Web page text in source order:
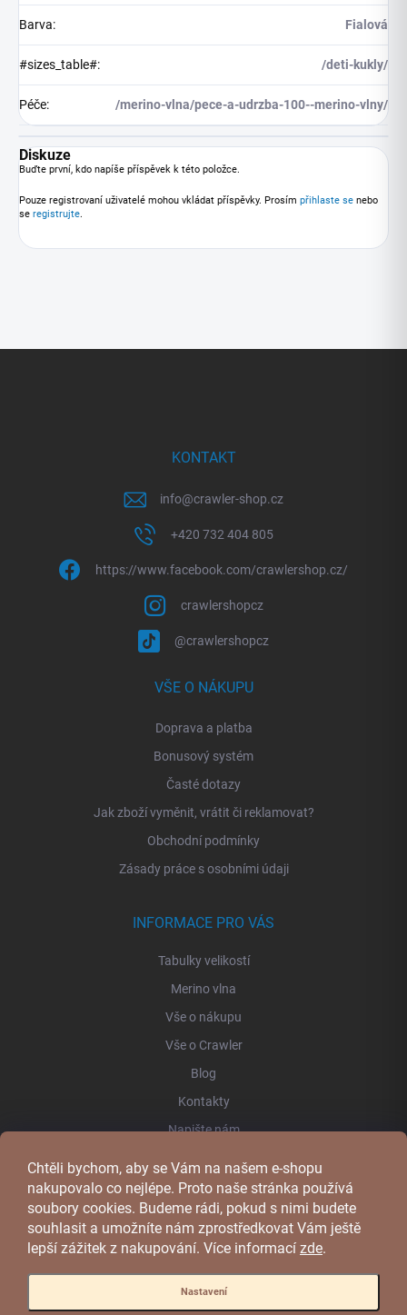
Chtěli bychom, aby se Vám na našem e-shopu
nakupovalo co nejlépe. Proto naše stránka používá
soubory cookies. Budeme rádi, pokud s nimi budete
souhlasit a umožníte nám zprostředkovat Vám ještě
lepší zážitek z nakupování. Více informací zde.
Nastavení
Barva: Fialová
#sizes_table#: /deti-kukly/
Péče: /merino-vlna/pece-a-udrzba-100--merino-vlny/
Diskuze
Buďte první, kdo napíše příspěvek k této položce.
Pouze registrovaní uživatelé mohou vkládat příspěvky. Prosím přihlaste se nebo
se registrujte.
KONTAKT
info@crawler-shop.cz
+420 732 404 805
https://www.facebook.com/crawlershop.cz/
crawlershopcz
@crawlershopcz
VŠE O NÁKUPU
Doprava a platba
Bonusový systém
Časté dotazy
Jak zboží vyměnit, vrátit či reklamovat?
Obchodní podmínky
Zásady práce s osobními údaji
INFORMACE PRO VÁS
Tabulky velikostí
Merino vlna
Vše o nákupu
Vše o Crawler
Blog
Kontakty
Napište nám
FACEBOOK